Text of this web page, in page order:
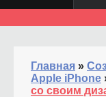
Главная »
Apple iPhone
со своим